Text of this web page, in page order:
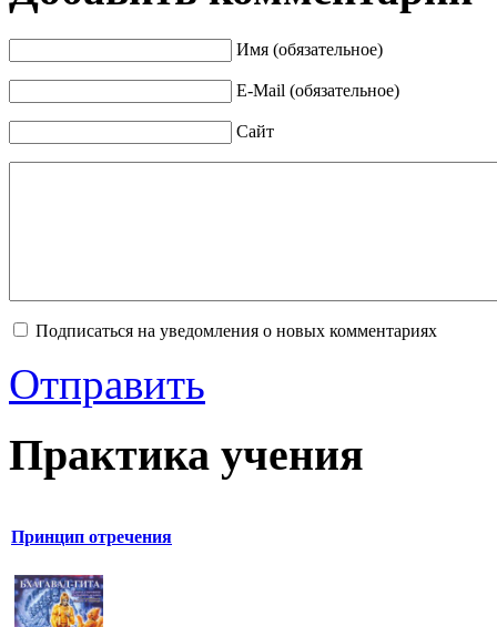
Имя (обязательное)
E-Mail (обязательное)
Сайт
Подписаться на уведомления о новых комментариях
Отправить
Практика учения
Принцип отречения